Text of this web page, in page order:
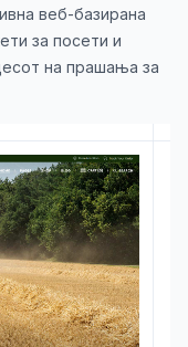
веб-базирана
за посети и
на прашања за